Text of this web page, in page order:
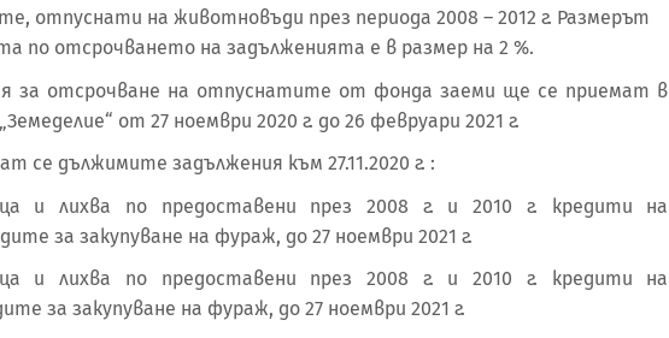
отпуснати на животновъди през периода 2008 – 2012 г. Размерът
по отсрочването на задълженията е в размер на 2 %.
за отсрочване на отпуснатите от фонда заеми ще се приемат в
от 27 ноември 2020 г. до 26 февруари 2021 г.
се дължимите задължения към 27.11.2020 г. :
и лихва по предоставени през 2008 г. и 2010 г. кредити на
за закупуване на фураж, до 27 ноември 2021 г.
и лихва по предоставени през 2008 г. и 2010 г. кредити на
за закупуване на фураж, до 27 ноември 2021 г.